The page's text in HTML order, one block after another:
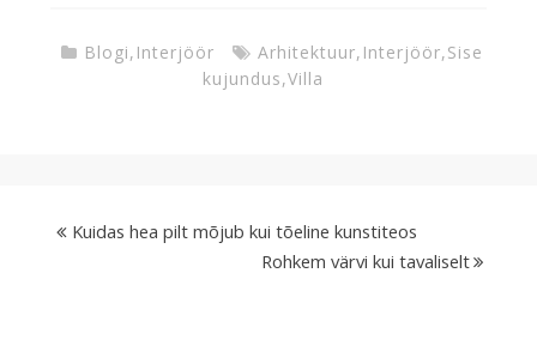
Blogi, Interjöör Arhitektuur, Interjöör,Sise
kujundus,Villa
Kuidas hea pilt mõjub kui tõeline kunstiteos
Rohkem värvi kui tavaliselt